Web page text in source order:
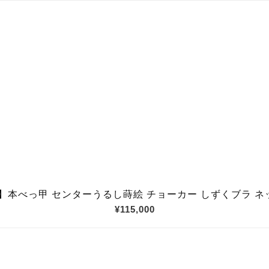
本べっ甲 センターうるし蒔絵 チョーカー しずくブラ ネ
¥115,000